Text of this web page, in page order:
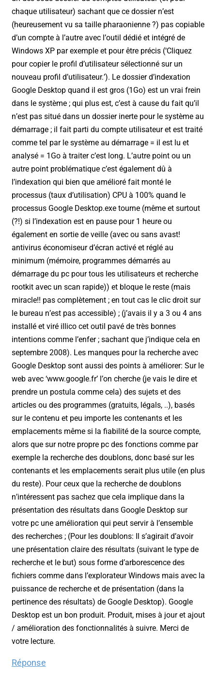
chaque utilisateur) sachant que ce dossier n’est
(heureusement vu sa taille pharaonienne ?) pas copiable
d’un compte à l’autre avec l’outil dédié et intégré de
Windows XP par exemple et pour être précis (‘Cliquez
pour copier le profil d’utilisateur sélectionné sur un
nouveau profil d’utilisateur.’). Le dossier d’indexation
Google Desktop quand il est gros (1Go) est un vrai frein
dans le système ; qui plus est, c’est à cause du fait qu’il
n’est pas situé dans un dossier inerte pour le système au
démarrage ; il fait parti du compte utilisateur et est traité
comme tel par le système au démarrage = il est lu et
analysé = 1Go à traiter c’est long. L’autre point ou un
autre point problématique c’est également dû à
l’indexation qui bien que amélioré fait monté le
processus (taux d’utilisation) CPU à 100% quand le
processus Google Desktop.exe tourne (même et surtout
(?!) si l’indexation est en pause pour 1 heure ou
également en sortie de veille (avec ou sans avast!
antivirus économiseur d’écran activé et réglé au
minimum (mémoire, programmes démarrés au
démarrage du pc pour tous les utilisateurs et recherche
rootkit avec un scan rapide)) et bloque le reste (mais
miracle!! pas complètement ; en tout cas le clic droit sur
le bureau n’est pas accessible) ; (j’avais il y a 3 ou 4 ans
installé et viré illico cet outil pavé de très bonnes
intentions comme l’enfer ; sachant que j’indique cela en
septembre 2008). Les manques pour la recherche avec
Google Desktop sont aussi des points à améliorer: Sur le
web avec ‘www.google.fr’ l’on cherche (je vais le dire et
prendre un postula comme cela) des sujets et des
articles ou des programmes (gratuits, légals, ..), basés
sur le contenu et peu importe les contenants et les
emplacements même si la fiabilité de la source compte,
alors que sur notre propre pc des fonctions comme par
exemple la recherche des doublons, donc basé sur les
contenants et les emplacements serait plus utile (en plus
du reste). Pour ceux que la recherche de doublons
n’intéressent pas sachez que cela implique dans la
présentation des résultats dans Google Desktop sur
votre pc une amélioration qui peut servir à l’ensemble
des recherches ; (Pour les doublons: Il s’agirait d’avoir
une présentation claire des résultats (suivant le type de
recherche et le but) sous forme d’arborescence des
fichiers comme dans l’explorateur Windows mais avec la
puissance de recherche et de présentation (dans la
pertinence des résultats) de Google Desktop). Google
Desktop est un bon produit. Produit, mises à jour et ajout
/ amélioration des fonctionnalités à suivre. Merci de
votre lecture.
Réponse